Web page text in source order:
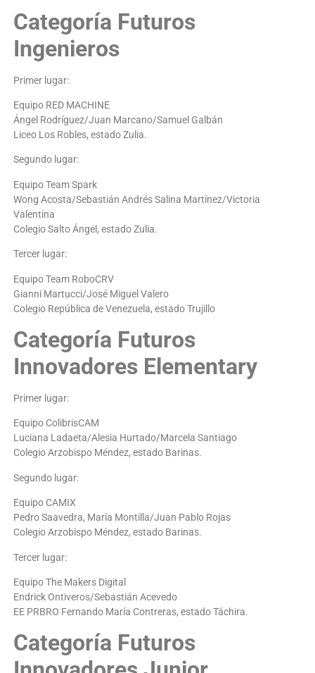
Categoría Futuros
Ingenieros
Primer lugar:
Equipo RED MACHINE
Ángel Rodríguez/Juan Marcano/Samuel Galbán
Liceo Los Robles, estado Zulia.
Segundo lugar:
Equipo Team Spark
Wong Acosta/Sebastián Andrés Salina Martínez/Victoria
Valentina
Colegio Salto Ángel, estado Zulia.
Tercer lugar:
Equipo Team RoboCRV
Gianni Martucci/José Miguel Valero
Colegio República de Venezuela, estado Trujillo
Categoría Futuros
Innovadores Elementary
Primer lugar:
Equipo ColibrisCAM
Luciana Ladaeta/Alesia Hurtado/Marcela Santiago
Colegio Arzobispo Méndez, estado Barinas.
Segundo lugar:
Equipo CAMIX
Pedro Saavedra, María Montilla/Juan Pablo Rojas
Colegio Arzobispo Méndez, estado Barinas.
Tercer lugar:
Equipo The Makers Digital
Endrick Ontiveros/Sebastián Acevedo
EE PRBRO Fernando María Contreras, estado Táchira.
Categoría Futuros